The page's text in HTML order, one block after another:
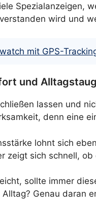
Spezialanzeigen,
wird und
mit GPS-
und
lassen und
denn eine
lohnt sich
zeigt sich schnell,
sollte immer
Genau daran